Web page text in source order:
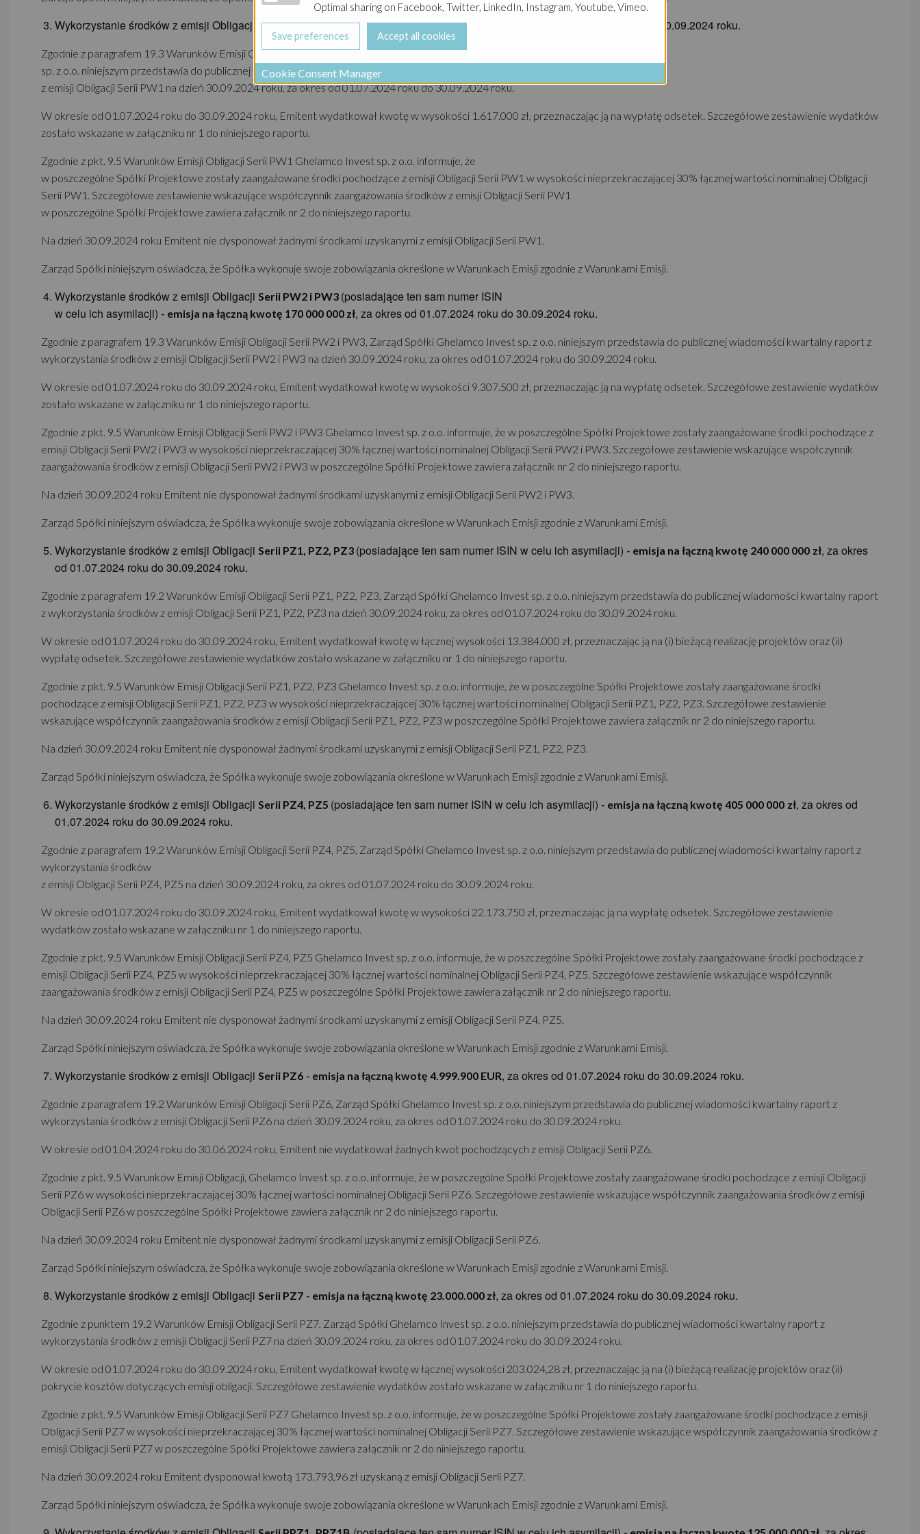
Wykorzystanie środków z emisji Obligacji Serii PW1-emisja na łączną kwotę 30 000 000 zł , za okres od 01.07.2024 roku do 30.09.2024 roku.
Zgodnie z paragrafem 19.3 Warunków Emisji Obligacji Serii PW1, Zarząd Spółki Ghelamco Invest
sp. z o.o. niniejszym przedstawia do publicznej wiadomości kwartalny raport z wykorzystania środków
z emisji Obligacji Serii PW1 na dzień 30.09.2024 roku, za okres od 01.07.2024 roku do 30.09.2024 roku.
W okresie od 01.07.2024 roku do 30.09.2024 roku, Emitent wydatkował kwotę w wysokości 1.617.000 zł, przeznaczając ją na wypłatę odsetek. Szczegółowe zestawienie wydatków
zostało wskazane w załączniku nr 1 do niniejszego raportu.
Zgodnie z pkt. 9.5 Warunków Emisji Obligacji Serii PW1 Ghelamco Invest sp. z o.o. informuje, że
w poszczególne Spółki Projektowe zostały zaangażowane środki pochodzące z emisji Obligacji Serii PW1 w wysokości nieprzekraczającej 30% łącznej wartości nominalnej Obligacji
Serii PW1. Szczegółowe zestawienie wskazujące współczynnik zaangażowania środków z emisji Obligacji Serii PW1
w poszczególne Spółki Projektowe zawiera załącznik nr 2 do niniejszego raportu.
Na dzień 30.09.2024 roku Emitent nie dysponował żadnymi środkami uzyskanymi z emisji Obligacji Serii PW1.
Zarząd Spółki niniejszym oświadcza, że Spółka wykonuje swoje zobowiązania określone w Warunkach Emisji zgodnie z Warunkami Emisji.
Wykorzystanie środków z emisji Obligacji Serii PW2 i PW3 (posiadające ten sam numer ISIN
w celu ich asymilacji) - emisja na łączną kwotę 170 000 000 zł, za okres od 01.07.2024 roku do 30.09.2024 roku.
Zgodnie z paragrafem 19.3 Warunków Emisji Obligacji Serii PW2 i PW3, Zarząd Spółki Ghelamco Invest sp. z o.o. niniejszym przedstawia do publicznej wiadomości kwartalny raport z
wykorzystania środków z emisji Obligacji Serii PW2 i PW3 na dzień 30.09.2024 roku, za okres od 01.07.2024 roku do 30.09.2024 roku.
W okresie od 01.07.2024 roku do 30.09.2024 roku, Emitent wydatkował kwotę w wysokości 9.307.500 zł, przeznaczając ją na wypłatę odsetek. Szczegółowe zestawienie wydatków
zostało wskazane w załączniku nr 1 do niniejszego raportu.
Zgodnie z pkt. 9.5 Warunków Emisji Obligacji Serii PW2 i PW3 Ghelamco Invest sp. z o.o. informuje, że w poszczególne Spółki Projektowe zostały zaangażowane środki pochodzące z
emisji Obligacji Serii PW2 i PW3 w wysokości nieprzekraczającej 30% łącznej wartości nominalnej Obligacji Serii PW2 i PW3. Szczegółowe zestawienie wskazujące współczynnik
zaangażowania środków z emisji Obligacji Serii PW2 i PW3 w poszczególne Spółki Projektowe zawiera załącznik nr 2 do niniejszego raportu.
Na dzień 30.09.2024 roku Emitent nie dysponował żadnymi środkami uzyskanymi z emisji Obligacji Serii PW2 i PW3.
Zarząd Spółki niniejszym oświadcza, że Spółka wykonuje swoje zobowiązania określone w Warunkach Emisji zgodnie z Warunkami Emisji.
Wykorzystanie środków z emisji Obligacji Serii PZ1, PZ2, PZ3 (posiadające ten sam numer ISIN w celu ich asymilacji) - emisja na łączną kwotę 240 000 000 zł, za okres
od 01.07.2024 roku do 30.09.2024 roku.
Zgodnie z paragrafem 19.2 Warunków Emisji Obligacji Serii PZ1, PZ2, PZ3, Zarząd Spółki Ghelamco Invest sp. z o.o. niniejszym przedstawia do publicznej wiadomości kwartalny raport
z wykorzystania środków z emisji Obligacji Serii PZ1, PZ2, PZ3 na dzień 30.09.2024 roku, za okres od 01.07.2024 roku do 30.09.2024 roku.
W okresie od 01.07.2024 roku do 30.09.2024 roku, Emitent wydatkował kwotę w łącznej wysokości 13.384.000 zł, przeznaczając ją na (i) bieżącą realizację projektów oraz (ii)
wypłatę odsetek. Szczegółowe zestawienie wydatków zostało wskazane w załączniku nr 1 do niniejszego raportu.
Zgodnie z pkt. 9.5 Warunków Emisji Obligacji Serii PZ1, PZ2, PZ3 Ghelamco Invest sp. z o.o. informuje, że w poszczególne Spółki Projektowe zostały zaangażowane środki
pochodzące z emisji Obligacji Serii PZ1, PZ2, PZ3 w wysokości nieprzekraczającej 30% łącznej wartości nominalnej Obligacji Serii PZ1, PZ2, PZ3. Szczegółowe zestawienie
wskazujące współczynnik zaangażowania środków z emisji Obligacji Serii PZ1, PZ2, PZ3 w poszczególne Spółki Projektowe zawiera załącznik nr 2 do niniejszego raportu.
Na dzień 30.09.2024 roku Emitent nie dysponował żadnymi środkami uzyskanymi z emisji Obligacji Serii PZ1, PZ2, PZ3.
Zarząd Spółki niniejszym oświadcza, że Spółka wykonuje swoje zobowiązania określone w Warunkach Emisji zgodnie z Warunkami Emisji.
Wykorzystanie środków z emisji Obligacji Serii PZ4, PZ5 (posiadające ten sam numer ISIN w celu ich asymilacji) - emisja na łączną kwotę 405 000 000 zł, za okres od
01.07.2024 roku do 30.09.2024 roku.
Zgodnie z paragrafem 19.2 Warunków Emisji Obligacji Serii PZ4, PZ5, Zarząd Spółki Ghelamco Invest sp. z o.o. niniejszym przedstawia do publicznej wiadomości kwartalny raport z
wykorzystania środków
z emisji Obligacji Serii PZ4, PZ5 na dzień 30.09.2024 roku, za okres od 01.07.2024 roku do 30.09.2024 roku.
W okresie od 01.07.2024 roku do 30.09.2024 roku, Emitent wydatkował kwotę w wysokości 22.173.750 zł, przeznaczając ją na wypłatę odsetek. Szczegółowe zestawienie
wydatków zostało wskazane w załączniku nr 1 do niniejszego raportu.
Zgodnie z pkt. 9.5 Warunków Emisji Obligacji Serii PZ4, PZ5 Ghelamco Invest sp. z o.o. informuje, że w poszczególne Spółki Projektowe zostały zaangażowane środki pochodzące z
emisji Obligacji Serii PZ4, PZ5 w wysokości nieprzekraczającej 30% łącznej wartości nominalnej Obligacji Serii PZ4, PZ5. Szczegółowe zestawienie wskazujące współczynnik
zaangażowania środków z emisji Obligacji Serii PZ4, PZ5 w poszczególne Spółki Projektowe zawiera załącznik nr 2 do niniejszego raportu.
Na dzień 30.09.2024 roku Emitent nie dysponował żadnymi środkami uzyskanymi z emisji Obligacji Serii PZ4, PZ5.
Zarząd Spółki niniejszym oświadcza, że Spółka wykonuje swoje zobowiązania określone w Warunkach Emisji zgodnie z Warunkami Emisji.
Wykorzystanie środków z emisji Obligacji Serii PZ6 - emisja na łączną kwotę 4.999.900 EUR, za okres od 01.07.2024 roku do 30.09.2024 roku.
Zgodnie z paragrafem 19.2 Warunków Emisji Obligacji Serii PZ6, Zarząd Spółki Ghelamco Invest sp. z o.o. niniejszym przedstawia do publicznej wiadomości kwartalny raport z
wykorzystania środków z emisji Obligacji Serii PZ6 na dzień 30.09.2024 roku, za okres od 01.07.2024 roku do 30.09.2024 roku.
W okresie od 01.04.2024 roku do 30.06.2024 roku, Emitent nie wydatkował żadnych kwot pochodzących z emisji Obligacji Serii PZ6.
Zgodnie z pkt. 9.5 Warunków Emisji Obligacji, Ghelamco Invest sp. z o.o. informuje, że w poszczególne Spółki Projektowe zostały zaangażowane środki pochodzące z emisji Obligacji
Serii PZ6 w wysokości nieprzekraczającej 30% łącznej wartości nominalnej Obligacji Serii PZ6. Szczegółowe zestawienie wskazujące współczynnik zaangażowania środków z emisji
Obligacji Serii PZ6 w poszczególne Spółki Projektowe zawiera załącznik nr 2 do niniejszego raportu.
Na dzień 30.09.2024 roku Emitent nie dysponował żadnymi środkami uzyskanymi z emisji Obligacji Serii PZ6.
Zarząd Spółki niniejszym oświadcza, że Spółka wykonuje swoje zobowiązania określone w Warunkach Emisji zgodnie z Warunkami Emisji.
Wykorzystanie środków z emisji Obligacji Serii PZ7 - emisja na łączną kwotę 23.000.000 zł, za okres od 01.07.2024 roku do 30.09.2024 roku.
Zgodnie z punktem 19.2 Warunków Emisji Obligacji Serii PZ7, Zarząd Spółki Ghelamco Invest sp. z o.o. niniejszym przedstawia do publicznej wiadomości kwartalny raport z
wykorzystania środków z emisji Obligacji Serii PZ7 na dzień 30.09.2024 roku, za okres od 01.07.2024 roku do 30.09.2024 roku.
W okresie od 01.07.2024 roku do 30.09.2024 roku, Emitent wydatkował kwotę w łącznej wysokości 203.024,28 zł, przeznaczając ją na (i) bieżącą realizację projektów oraz (ii)
pokrycie kosztów dotyczących emisji obligacji. Szczegółowe zestawienie wydatków zostało wskazane w załączniku nr 1 do niniejszego raportu.
Zgodnie z pkt. 9.5 Warunków Emisji Obligacji Serii PZ7 Ghelamco Invest sp. z o.o. informuje, że w poszczególne Spółki Projektowe zostały zaangażowane środki pochodzące z emisji
Obligacji Serii PZ7 w wysokości nieprzekraczającej 30% łącznej wartości nominalnej Obligacji Serii PZ7. Szczegółowe zestawienie wskazujące współczynnik zaangażowania środków z
emisji Obligacji Serii PZ7 w poszczególne Spółki Projektowe zawiera załącznik nr 2 do niniejszego raportu.
Na dzień 30.09.2024 roku Emitent dysponował kwotą 173.793,96 zł uzyskaną z emisji Obligacji Serii PZ7.
Zarząd Spółki niniejszym oświadcza, że Spółka wykonuje swoje zobowiązania określone w Warunkach Emisji zgodnie z Warunkami Emisji.
Optimal sharing on Facebook, Twitter, LinkedIn, Instagram, Youtube, Vimeo.
Cookie Consent Manager